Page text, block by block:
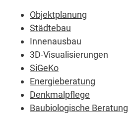
Objektplanung
Städtebau
Innenausbau
3D-Visualisierungen
SiGeKo
Energieberatung
Denkmalpflege
Baubiologische Beratung